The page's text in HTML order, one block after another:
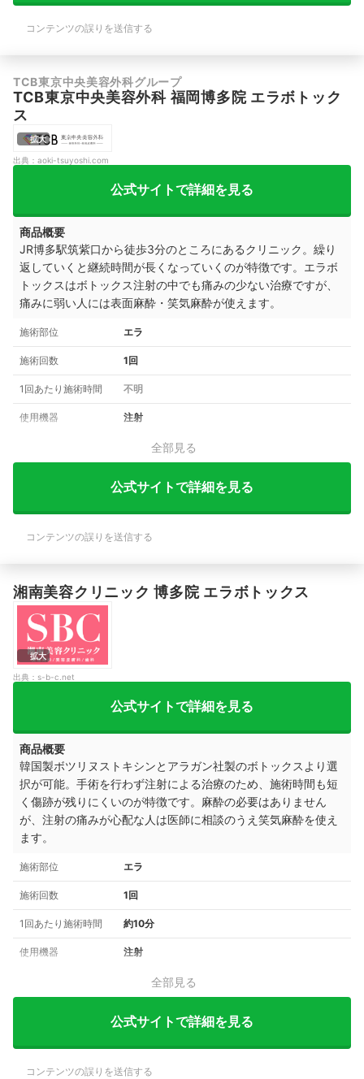
コンテンツの誤りを送信する
TCB東京中央美容外科グループ
TCB東京中央美容外科 福岡博多院 エラボトック
ス
拡大
出典： aoki-tsuyoshi.com
公式サイトで詳細を見る
商品概要
JR博多駅筑紫口から徒歩3分のところにあるクリニック。繰り
返していくと継続時間が長くなっていくのが特徴です。エラボ
トックスはボトックス注射の中でも痛みの少ない治療ですが、
痛みに弱い人には表面麻酔・笑気麻酔が使えます。
施術部位 エラ
施術回数 1回
1回あたり施術時間 不明
使用機器 注射
全部見る
公式サイトで詳細を見る
コンテンツの誤りを送信する
湘南美容クリニック 博多院 エラボトックス
拡大
出典： s-b-c.net
公式サイトで詳細を見る
商品概要
韓国製ボツリヌストキシンとアラガン社製のボトックスより選
択が可能。手術を行わず注射による治療のため、施術時間も短
く傷跡が残りにくいのが特徴です。麻酔の必要はありません
が、注射の痛みが心配な人は医師に相談のうえ笑気麻酔を使え
ます。
施術部位 エラ
施術回数 1回
1回あたり施術時間 約10分
使用機器 注射
全部見る
公式サイトで詳細を見る
コンテンツの誤りを送信する